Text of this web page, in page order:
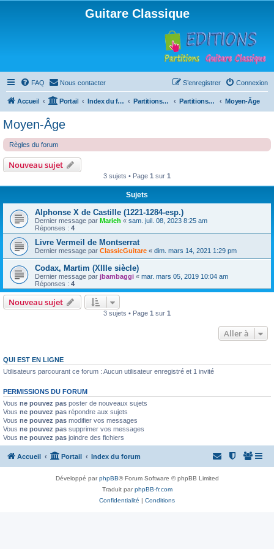
Guitare Classique
FAQ Nous contacter Connexion
S’enregistrer
Accueil Portail Index du forum Partitions pour guitare en libre téléchargement Partitions classées par compositeur Moyen-Âge
Moyen-Âge
Règles du forum
Nouveau sujet
3 sujets • Page 1 sur 1
Sujets
Alphonse X de Castille (1221-1284-esp.)
Dernier message par Marieh « sam. juil. 08, 2023 8:25 am
Réponses : 4
Livre Vermeil de Montserrat
Dernier message par ClassicGuitare « dim. mars 14, 2021 1:29 pm
Codax, Martim (XIIIe siècle)
Dernier message par jbambaggi « mar. mars 05, 2019 10:04 am
Réponses : 4
Nouveau sujet
3 sujets • Page 1 sur 1
Aller à
QUI EST EN LIGNE
Utilisateurs parcourant ce forum : Aucun utilisateur enregistré et 1 invité
PERMISSIONS DU FORUM
Vous ne pouvez pas poster de nouveaux sujets
Vous ne pouvez pas répondre aux sujets
Vous ne pouvez pas modifier vos messages
Vous ne pouvez pas supprimer vos messages
Vous ne pouvez pas joindre des fichiers
Accueil Portail Index du forum
Développé parphpBB® Forum Software © phpBB Limited
Traduit parphpBB-fr.com
Confidentialité | Conditions